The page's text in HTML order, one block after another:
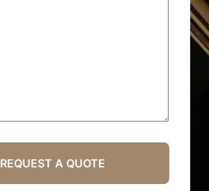
REQUEST A QUOTE